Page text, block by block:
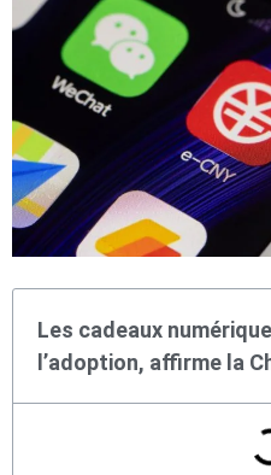
Les cadeaux
l’adoption, affirme la